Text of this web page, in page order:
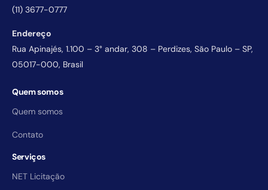
(11) 3677-0777
Endereço
Rua Apinajés, 1.100 – 3° andar, 308 – Perdizes, São Paulo – SP,
05017-000, Brasil
Quem somos
Quem somos
Contato
Serviços
NET Licitação